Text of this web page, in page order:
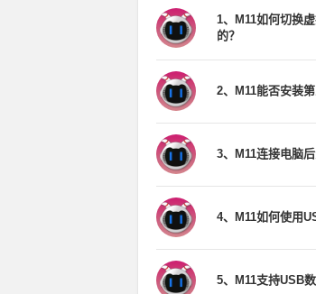
1、M11如何切换
的？
2、M11能否安装第
3、M11连接电脑
4、M11如何使用
5、M11支持USB